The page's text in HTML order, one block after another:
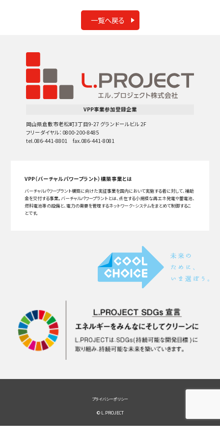
一覧へ戻る
VPP事業参加登録企業
岡山県倉敷市老松町3丁目9-27 グランドールビル 2F
フリーダイヤル：0800-200-8485
tel.086-441-8801 fax.086-441-8081
VPP（バーチャルパワープラント）構築事業とは
バーチャルパワープラント構築に向けた実証事業を国内において実施する者に対して、補助
金を交付する事業。バーチャルパワープラントとは、点在する小規模な再エネ発電や蓄電池、
燃料電池等の設備と、電力の需要を管理するネットワーク・システムをまとめて制御するこ
とです。
プライバシーポリシー
© L.PROJECT